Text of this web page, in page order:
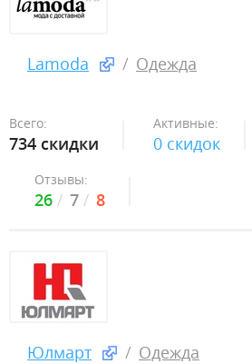
Lamoda Одежда
Всего:
734 скидки
Активные:
0 скидок
Отзывы:
26 7 8
Юлмарт Одежда